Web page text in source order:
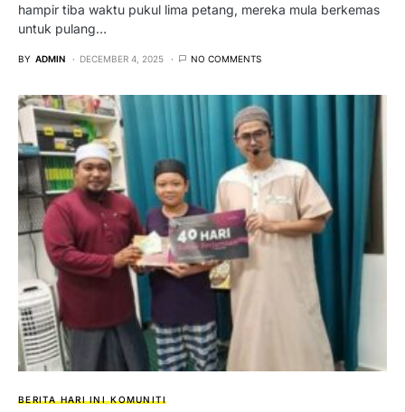
hampir tiba waktu pukul lima petang, mereka mula berkemas
untuk pulang…
BY ADMIN DECEMBER 4, 2025 NO COMMENTS
BERITA HARI INI KOMUNITI